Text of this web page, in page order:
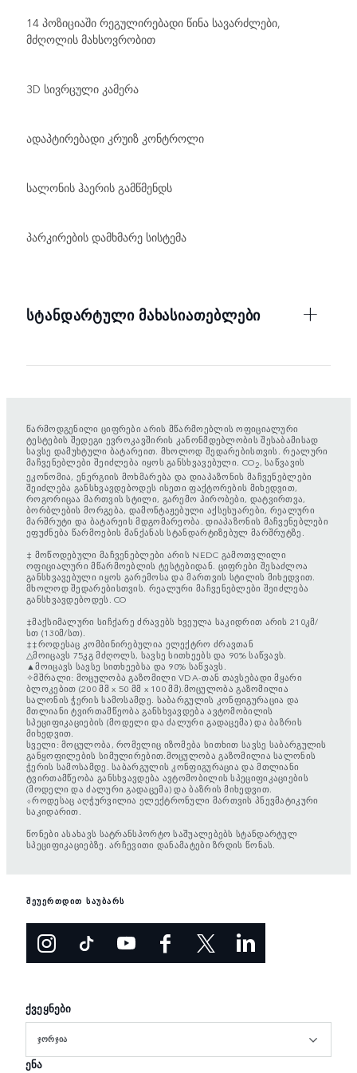
14 პოზიციაში რეგულირებადი წინა სავარძლები,
მძღოლის მახსოვრობით
3D სივრცული კამერა
ადაპტირებადი კრუიზ კონტროლი
სალონის ჰაერის გამწმენდს
პარკირების დამხმარე სისტემა
ᲡᲢᲐᲜᲓᲐᲠᲢᲣᲚᲘ ᲛᲐᲮᲐᲡᲘᲐᲗᲔᲑᲚᲔᲑᲘ
წარმოდგენილი ციფრები არის მწარმოებლის ოფიციალური
ტესტების შედეგი ევროკავშირის კანონმდებლობის შესაბამისად
სავსე დამუხტული ბატარეით. მხოლოდ შედარებისთვის. რეალური
მაჩვენებლები შეიძლება იყოს განსხვავებული. CO2, საწვავის
ეკონომია, ენერგიის მოხმარება და დიაპაზონის მაჩვენებლები
შეიძლება განსხვავდებოდეს ისეთი ფაქტორების მიხედვით,
როგორიცაა მართვის სტილი, გარემო პირობები, დატვირთვა,
ბორბლების მორგება, დამონტაჟებული აქსესუარები, რეალური
მარშრუტი და ბატარეის მდგომარეობა. დიაპაზონის მაჩვენებლები
ეფუძნება წარმოების მანქანას სტანდარტიზებულ მარშრუტზე.
‡ მოწოდებული მაჩვენებლები არის NEDC გამოთვლილი
ოფიციალური მწარმოებლის ტესტებიდან. ციფრები შესაძლოა
განსხვავებული იყოს გარემოსა და მართვის სტილის მიხედვით.
მხოლოდ შედარებისთვის. რეალური მაჩვენებლები შეიძლება
განსხვავდებოდეს. CO
‡მაქსიმალური სიჩქარე ძრავებს ხვეულა საკიდრით არის 210კმ/
სთ (130მ/სთ).
‡‡როდესაც კომბინირებულია ელექტრო ძრავთან
△მოიცავს 75კგ მძღოლს, სავსე სითხეებს და 90% საწვავს.
▲მოიცავს სავსე სითხეებსა და 90% საწვავს.
✧მშრალი: მოცულობა გაზომილი VDA-თან თავსებადი მყარი
ბლოკებით (200 მმ x 50 მმ x 100 მმ).მოცულობა გაზომილია
სალონის ჭერის სამოსამდე. საბარგულის კონფიგურაცია და
მთლიანი ტვირთამწეობა განსხვავდება ავტომობილის
სპეციფიკაციების (მოდელი და ძალური გადაცემა) და ბაზრის
მიხედვით.
სველი: მოცულობა, რომელიც იზომება სითხით სავსე საბარგულის
განყოფილების სიმულირებით.მოცულობა გაზომილია სალონის
ჭერის სამოსამდე. საბარგულის კონფიგურაცია და მთლიანი
ტვირთამწეობა განსხვავდება ავტომობილის სპეციფიკაციების
(მოდელი და ძალური გადაცემა) და ბაზრის მიხედვით.
⬨როდესაც აღჭურვილია ელექტრონული მართვის პნევმატიკური
საკიდარით.
წონები ასახავს სატრანსპორტო საშუალებებს სტანდარტულ
სპეციფიკაციებზე. არჩევითი დანამატები ზრდის წონას.
შეუერთდით საუბარს
ქვეყნები
ᲯᲝᲠᲯᲘᲐ
ენა